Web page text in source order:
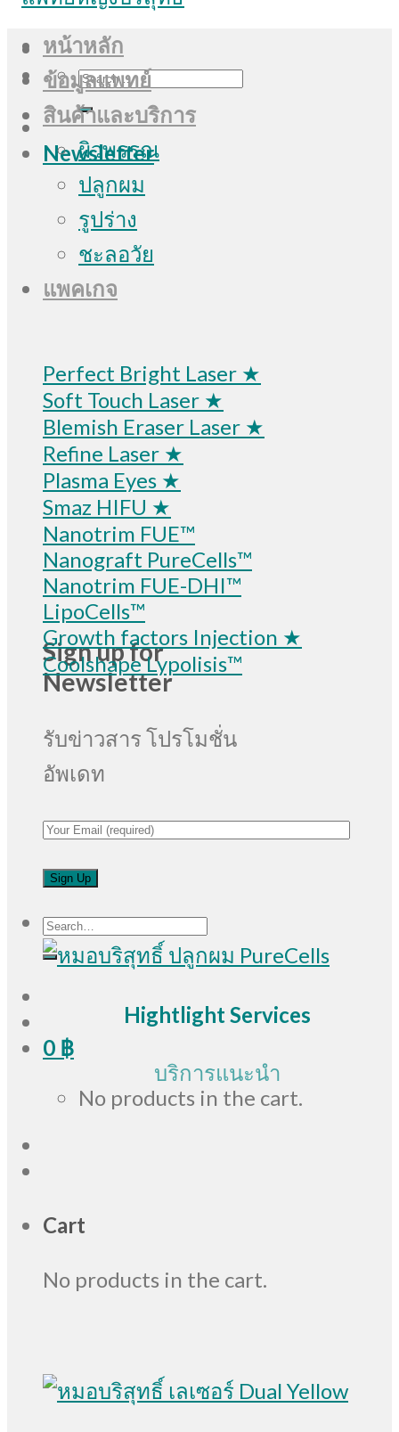
Search
for:
Newsletter
Sign up for
Newsletter
รับข่าวสาร โปรโมชั่น
อัพเดท
Search
for:
0 ฿
No products in the cart.
Cart
No products in the cart.
หน้าหลัก
ข้อมูลแพทย์
สินค้าและบริการ
ผิวพรรณ
ปลูกผม
รูปร่าง
ชะลอวัย
แพคเกจ
Perfect Bright Laser ★
Soft Touch Laser ★
Blemish Eraser Laser ★
Refine Laser ★
Plasma Eyes ★
Smaz HIFU ★
Nanotrim FUE™
Nanograft PureCells™
Nanotrim FUE-DHI™
LipoCells™
Growth factors Injection ★
Coolshape Lypolisis™
Hightlight Services
บริการแนะนำ